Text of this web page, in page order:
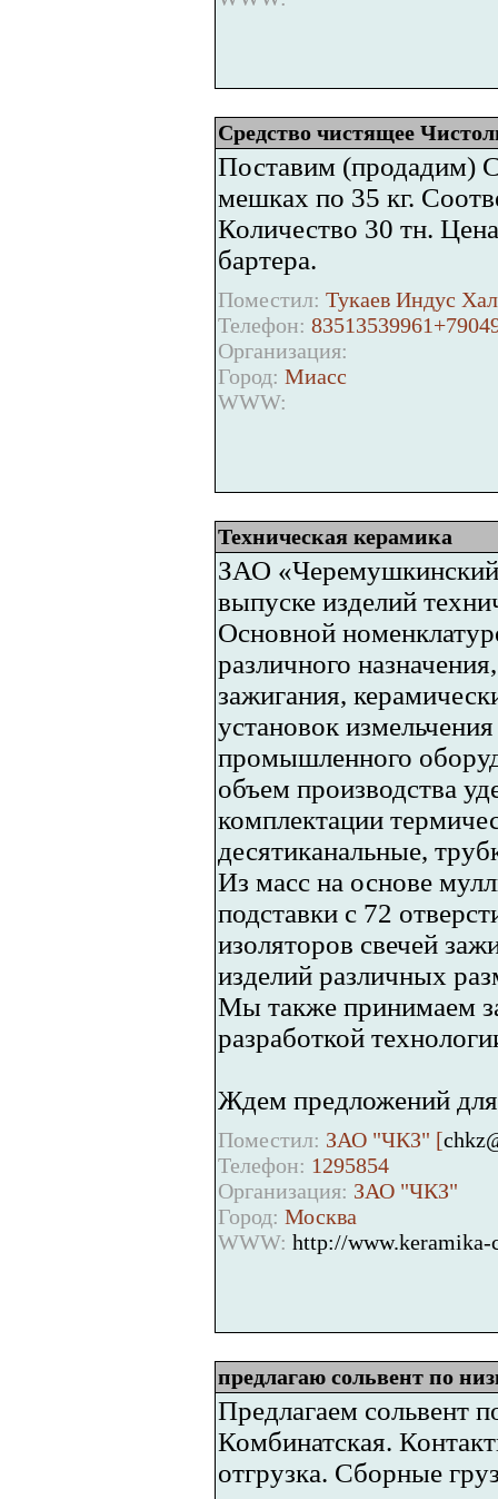
Средство чистящее
Поставим (продадим)
мешках по 35 кг.
Количество 30 тн.
бартера.
Поместил: Тукаев Индус
Телефон:
Организация:
Город: Миасс
WWW:
Техническая керамика
ЗАО «Черемушкинский
выпуске изделий
Основной
различного
зажигания,
установок
промышленного
объем производства
комплектации
десятиканальные,
Из масс на основе
подставки с 72
изоляторов свечей
изделий различных
Мы также принимаем
разработкой
Ждем предложений для
Поместил: ЗАО "ЧКЗ" [
Телефон: 1295854
Организация: ЗАО "ЧКЗ"
Город: Москва
WWW: http://www.keramika-
предлагаю сольвент по
Предлагаем сольвент
Комбинатская.
отгрузка. Сборные